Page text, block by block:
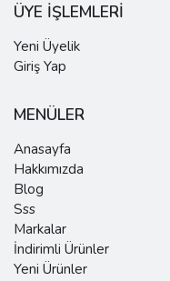
ÜYE İŞLEMLERİ
Yeni Üyelik
Giriş Yap
MENÜLER
Anasayfa
Hakkımızda
Blog
Sss
Markalar
İndirimli Ürünler
Yeni Ürünler